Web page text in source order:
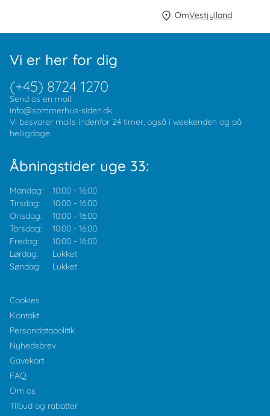
OmVestjylland
Vi er her for dig
(+45) 8724 1270
Send os en mail:
info@sommerhus-siden.dk
Vi besvarer mails indenfor 24 timer, også i weekenden og på
helligdage.
Åbningstider uge 33:
Mandag: 10:00 - 16:00
Tirsdag:
10:00 - 16:00
Onsdag:
10:00 - 16:00
Torsdag:
10:00 - 16:00
Fredag:
10:00 - 16:00
Lørdag:
Lukket
Søndag:
Lukket
Cookies
Kontakt
Persondatapolitik
Nyhedsbrev
Gavekort
FAQ
Om os
Tilbud og rabatter